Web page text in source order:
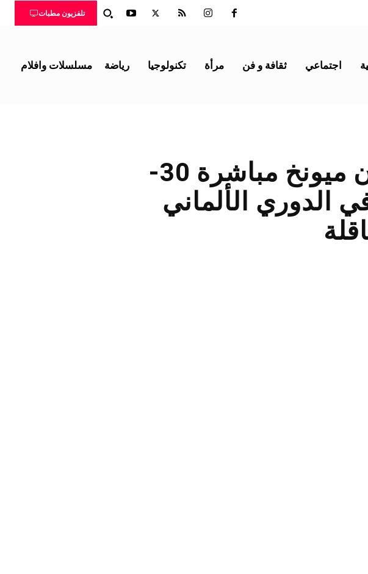
تلفزيون مطبات
اجتماعي ثقافة و فن مرأة تكنولوجيا رياضة مسلسلات وافلام
مباراة يونيون برلين ضد بايرن ميونخ مباشرة 30-
في الدوري الألماني